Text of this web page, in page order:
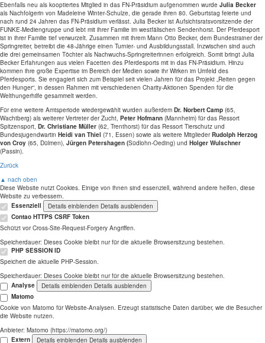
Ebenfalls neu als kooptiertes Mitglied in das FN-Präsidium aufgenommen wurde Julia Becker
als Nachfolgerin von Madeleine Winter-Schulze, die gerade ihren 80. Geburtstag feierte und
nach rund 24 Jahren das FN-Präsidium verlässt. Julia Becker ist Aufsichtsratsvorsitzende der
FUNKE-Mediengruppe und lebt mit ihrer Familie im westfälischen Sendenhorst. Der Pferdesport
ist in ihrer Familie tief verwurzelt. Zusammen mit ihrem Mann Otto Becker, dem Bundestrainer der
Springreiter, betreibt die 48-Jährige einen Turnier- und Ausbildungsstall. Inzwischen sind auch
die drei gemeinsamen Töchter als Nachwuchs-Springreiterinnen erfolgreich. Somit bringt Julia
Becker Erfahrungen aus vielen Facetten des Pferdesports mit in das FN-Präsidium. Hinzu
kommen ihre große Expertise im Bereich der Medien sowie ihr Wirken im Umfeld des
Pferdesports. Sie engagiert sich zum Beispiel seit vielen Jahren für das Projekt „Reiten gegen
den Hunger“, in dessen Rahmen mit verschiedenen Charity-Aktionen Spenden für die
Welthungerhilfe gesammelt werden.
Für eine weitere Amtsperiode wiedergewählt wurden außerdem Dr. Norbert Camp (65,
Wachtberg) als weiterer Vertreter der Zucht, Peter Hofmann (Mannheim) für das Ressort
Spitzensport, Dr. Christiane Müller (62, Trenthorst) für das Ressort Tierschutz und
Bundesjugendwartin Heidi van Thiel (71, Essen) sowie als weitere MitgliederRudolph Herzog
von Croy (65, Dülmen), Jürgen Petershagen (Südlohn-Oeding) und Holger Wulschner
(Passin).
Zurück
▲ nach oben
Diese Website nutzt Cookies. Einige von ihnen sind essenziell, während andere helfen, diese
Website zu verbessern.
Essenziell
Details einblenden Details ausblenden
Contao HTTPS CSRF Token
Schützt vor Cross-Site-Request-Forgery Angriffen.
Speicherdauer: Dieses Cookie bleibt nur für die aktuelle Browsersitzung bestehen.
PHP SESSION ID
Speichert die aktuelle PHP-Session.
Speicherdauer: Dieses Cookie bleibt nur für die aktuelle Browsersitzung bestehen.
Analyse
Details einblenden Details ausblenden
Matomo
Cookie von Matomo für Website-Analysen. Erzeugt statistische Daten darüber, wie die Besucher
die Website nutzen.
Anbieter: Matomo (https://matomo.org/)
Extern
Details einblenden Details ausblenden